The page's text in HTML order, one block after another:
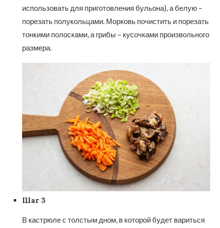
использовать для приготовления бульона), а белую –
порезать полукольцами. Морковь почистить и порезать
тонкими полосками, а грибы – кусочками произвольного
размера.
Шаг 3
В кастрюле с толстым дном, в которой будет вариться